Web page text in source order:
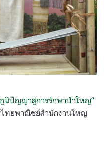
มิปัญญาสู่การรักษาป่าใหญ่“
ทยพาณิชย์สำนักงานใหญ่